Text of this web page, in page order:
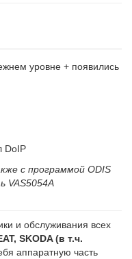
уровне + появились
DoIP
с программой ODIS
VAS5054A
и обслуживания всех
SKODA (в т.ч.
аппаратную часть